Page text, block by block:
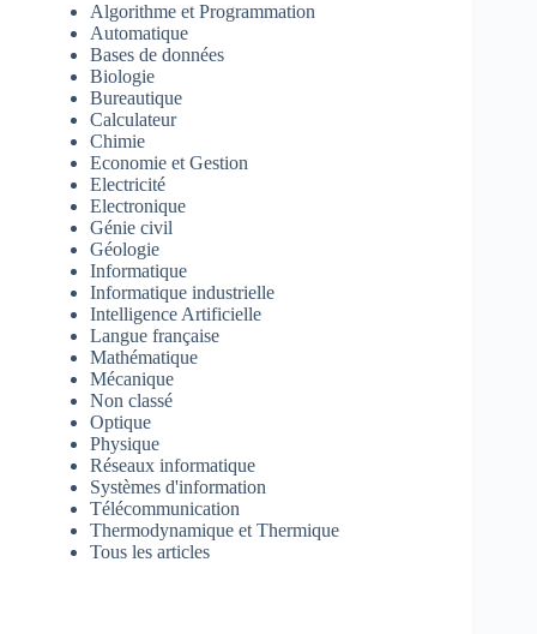
Algorithme et Programmation
Automatique
Bases de données
Biologie
Bureautique
Calculateur
Chimie
Economie et Gestion
Electricité
Electronique
Génie civil
Géologie
Informatique
Informatique industrielle
Intelligence Artificielle
Langue française
Mathématique
Mécanique
Non classé
Optique
Physique
Réseaux informatique
Systèmes d'information
Télécommunication
Thermodynamique et Thermique
Tous les articles